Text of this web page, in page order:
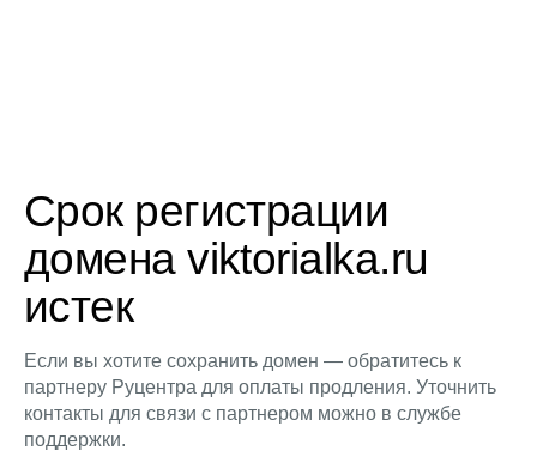
Срок регистрации
домена viktorialka.ru
истек
Если вы хотите сохранить домен — обратитесь к
партнеру Руцентра для оплаты продления. Уточнить
контакты для связи с партнером можно в службе
поддержки.